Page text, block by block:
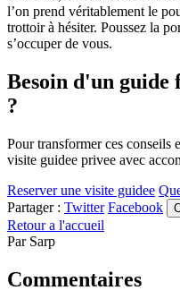
l’on prend véritablement le
trottoir à hésiter. Poussez la
s’occuper de vous.
Besoin d'un guide
?
Pour transformer ces conseils
visite guidee privee avec
Reserver une visite guidee
Partager : Twitter Facebook
Retour a l'accueil
Par Sarp
Commentaires